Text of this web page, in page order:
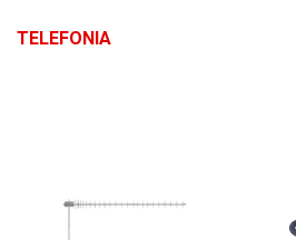
TELEFONIA